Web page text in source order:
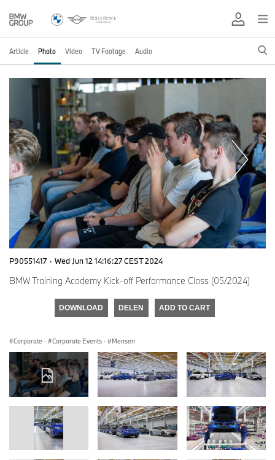
Article Photo Video TV Footage Audio
P90551417 · Wed Jun 12 14:16:27 CEST 2024
BMW Training Academy Kick-off Performance Class (05/2024)
DOWNLOAD DELEN ADD TO CART
Corporate · Corporate Events · Mensen